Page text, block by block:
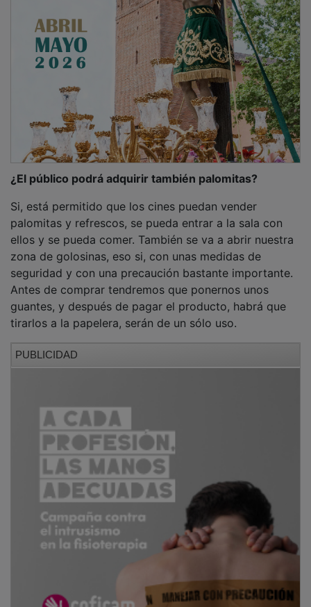
palomitas y refrescos, se pueda entrar a la sala con
ellos y se pueda comer. También se va a abrir nuestra
zona de golosinas, eso si, con unas medidas de
seguridad y con una precaución bastante importante.
Antes de comprar tendremos que ponernos unos
guantes, y después de pagar el producto, habrá que
tirarlos a la papelera, serán de un sólo uso.